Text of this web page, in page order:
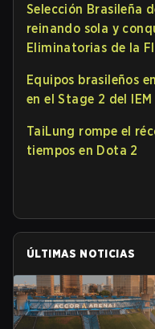
Selección Brasileña
reinando sola y
Eliminatorias de la
Equipos brasileños
en el Stage 2 del
TaiLung rompe el
tiempos en Dota 2
ÚLTIMAS NOTICIAS